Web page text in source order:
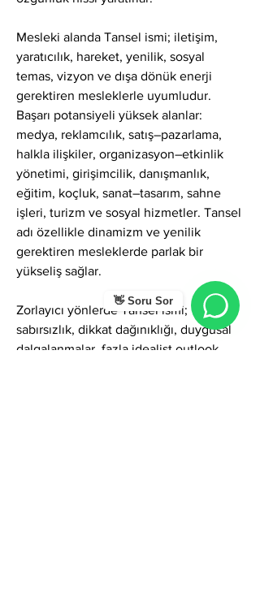
👋 Soru Sor
Mesleki alanda Tansel ismi; iletişim,
yaratıcılık, hareket, yenilik, sosyal
temas, vizyon ve dışa dönük enerji
gerektiren mesleklerle uyumludur.
Başarı potansiyeli yüksek alanlar:
medya, reklamcılık, satış–pazarlama,
halkla ilişkiler, organizasyon–etkinlik
yönetimi, girişimcilik, danışmanlık,
eğitim, koçluk, sanat–tasarım, sahne
işleri, turizm ve sosyal hizmetler. Tansel
adı özellikle dinamizm ve yenilik
gerektiren mesleklerde parlak bir
yükseliş sağlar.
Zorlayıcı yönlerde Tansel ismi;
sabırsızlık, dikkat dağınıklığı, duygusal
dalgalanmalar, fazla idealist outlook,